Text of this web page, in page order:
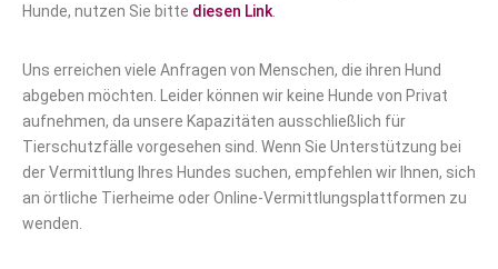
Hunde, nutzen Sie bitte diesen Link
Uns erreichen viele Anfragen von Menschen, die ihren Hund
abgeben möchten. Leider können wir keine Hunde von Privat
aufnehmen, da unsere Kapazitäten ausschließlich für
Tierschutzfälle vorgesehen sind. Wenn Sie Unterstützung bei
der Vermittlung Ihres Hundes suchen, empfehlen wir Ihnen, sich
an örtliche Tierheime oder Online-Vermittlungsplattformen zu
wenden.